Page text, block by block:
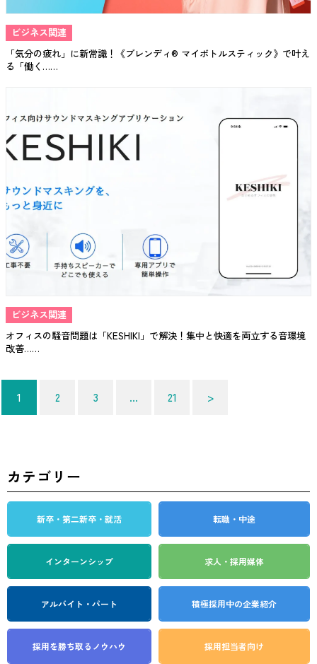
ビジネス関連
「気分の疲れ」に新常識！《ブレンディ® マイボトルスティック》で叶え
る「働く……
ビジネス関連
オフィスの騒音問題は「KESHIKI」で解決！集中と快適を両立する音環境
改善……
投
稿
ペ
ー
送
り
1 2 3 … 21 >
カテゴリー
新卒・第二新卒・就活 転職・中途
インターンシップ 求人・採用媒体
アルバイト・パート 積極採用中の企業紹介
採用を勝ち取る ノウハウ 採用担当者向け